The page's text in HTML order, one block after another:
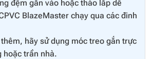
đệm gắn vào hoặc tháo lắp dễ
BlazeMaster chạy qua các đinh
hãy sử dụng móc treo gắn trực
hoặc trần nhà.